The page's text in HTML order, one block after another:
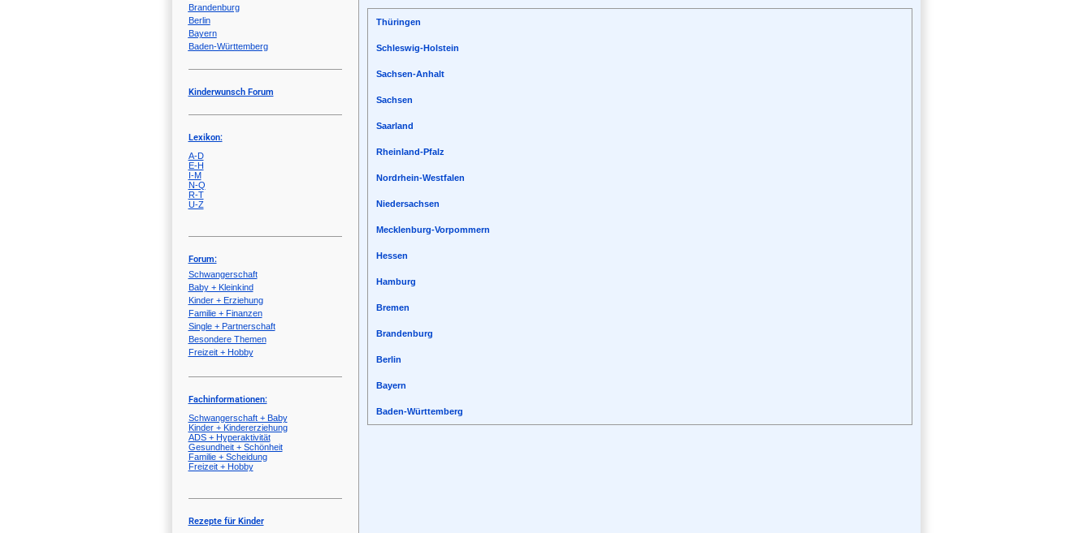
Brandenburg
Berlin
Bayern
Baden-Württemberg
Kinderwunsch Forum
Lexikon:
A-D
E-H
I-M
N-Q
R-T
U-Z
Forum:
Schwangerschaft
Baby + Kleinkind
Kinder + Erziehung
Familie + Finanzen
Single + Partnerschaft
Besondere Themen
Freizeit + Hobby
Fachinformationen:
Schwangerschaft + Baby
Kinder + Kindererziehung
ADS + Hyperaktivität
Gesundheit + Schönheit
Familie + Scheidung
Freizeit + Hobby
Rezepte für Kinder
Thüringen
Schleswig-Holstein
Sachsen-Anhalt
Sachsen
Saarland
Rheinland-Pfalz
Nordrhein-Westfalen
Niedersachsen
Mecklenburg-Vorpommern
Hessen
Hamburg
Bremen
Brandenburg
Berlin
Bayern
Baden-Württemberg